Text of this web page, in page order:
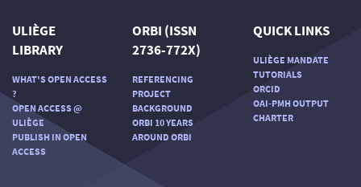
ULIÈGE
LIBRARY
WHAT'S OPEN ACCESS
?
OPEN ACCESS @
ULIÈGE
PUBLISH IN OPEN
ACCESS
ORBI (ISSN
2736-772X)
REFERENCING
PROJECT
BACKGROUND
ORBI 10 YEARS
AROUND ORBI
QUICK LINKS
ULIÈGE MANDATE
TUTORIALS
ORCID
OAI-PMH OUTPUT
CHARTER